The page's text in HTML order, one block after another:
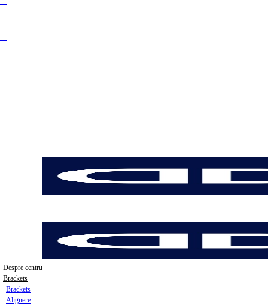
Despre centru
Brackets
Brackets
Alignere